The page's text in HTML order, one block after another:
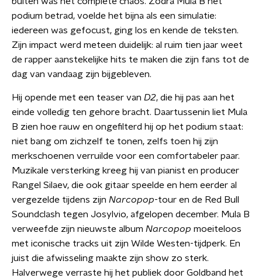
podium betrad, voelde het bijna als een simulatie:
iedereen was gefocust, ging los en kende de teksten.
Zijn impact werd meteen duidelijk: al ruim tien jaar weet
de rapper aanstekelijke hits te maken die zijn fans tot de
dag van vandaag zijn bijgebleven.
Hij opende met een teaser van D2, die hij pas aan het
einde volledig ten gehore bracht. Daartussenin liet Mula
B zien hoe rauw en ongefilterd hij op het podium staat:
niet bang om zichzelf te tonen, zelfs toen hij zijn
merkschoenen verruilde voor een comfortabeler paar.
Muzikale versterking kreeg hij van pianist en producer
Rangel Silaev, die ook gitaar speelde en hem eerder al
vergezelde tijdens zijn Narcopop-tour en de Red Bull
Soundclash tegen Josylvio, afgelopen december. Mula B
verweefde zijn nieuwste album Narcopop moeiteloos
met iconische tracks uit zijn Wilde Westen-tijdperk. En
juist die afwisseling maakte zijn show zo sterk.
Halverwege verraste hij het publiek door Goldband het